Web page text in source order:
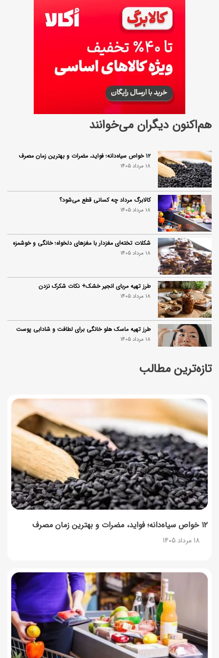
تازه‌ترین مطالب
۱۲ خواص سیاه‌دانه؛ فواید، مضرات و بهترین زمان مصرف
18 مرداد 1405
هم‌اکنون دیگران می‌خوانند
۱۲ خواص سیاه‌دانه؛ فواید، مضرات و بهترین زمان مصرف
18 مرداد 1405
کالابرگ مرداد چه کسانی قطع می‌شود؟
18 مرداد 1405
شکلات تخته‌ای مغزدار با مغزهای دلخواه؛ خانگی و خوشمزه
18 مرداد 1405
طرز تهیه مربای انجیر خشک+ نکات شکرک نزدن
18 مرداد 1405
طرز تهیه ماسک هلو خانگی برای لطافت و شادابی پوست
18 مرداد 1405
زمان واریز و مبلغ کالابرگ مرداد ۱۴۰۵
18 مرداد 1405
راهنمای اعتراض به کالابرگ مرداد ۱۴۰۵ + شماره پشتیبانی
18 مرداد 1405
گردو را با چه دستگاهی آسیاب کنیم که روغن نیندازد؟
17 مرداد 1405
طرز تهیه اوتمیل گیلاس؛ صبحانه سالم با طعم تابستانی
17 مرداد 1405
طرز تهیه محلبی انجیر؛ دسر خوشمزه با طعم انجیر تازه
17 مرداد 1405